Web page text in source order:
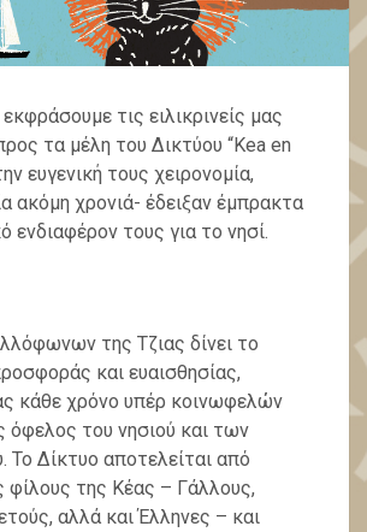
τις ειλικρινείς μας
τα μέλη του Δικτύου “Kea en
ευγενική τους χειρονομία,
ακόμη χρονιά- έδειξαν έμπρακτα
ενδιαφέρον τους για το νησί.
της Τζιας δίνει το
και ευαισθησίας,
κάθε χρόνο υπέρ κοινωφελών
του νησιού και των
Το Δίκτυο αποτελείται από
της Κέας – Γάλλους,
αλλά και Έλληνες – και